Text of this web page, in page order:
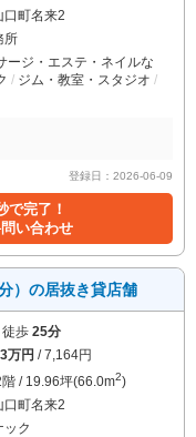
口町名来2
所
ージ・エステ・ネイルな
ジム・教室・スタジオ
登録日：2026-06-09
で完了！
い合わせ
）の居抜き貸店舗
徒歩 25分
万円 / 7,164円
/ 19.96坪(66.0m2)
口町名来2
ック